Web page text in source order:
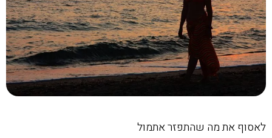
לאסוף את מה שהתפזר אתמול